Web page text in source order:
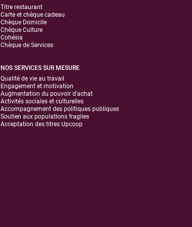
Titre restaurant
Carte et chèque cadeau
Chèque Domicile
Chèque Culture
Cohésia
Chèque de Services
NOS SERVICES SUR MESURE
Qualité de vie au travail
Engagement et motivation
Augmentation du pouvoir d'achat
Activités sociales et culturelles
Accompagnement des politiques publiques
Soutien aux populations fragiles
Acceptation des titres Upcoop